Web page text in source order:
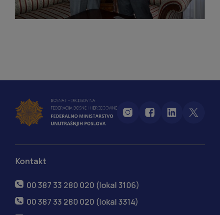
Kontakt
00 387 33 280 020 (lokal 3106)
00 387 33 280 020 (lokal 3314)